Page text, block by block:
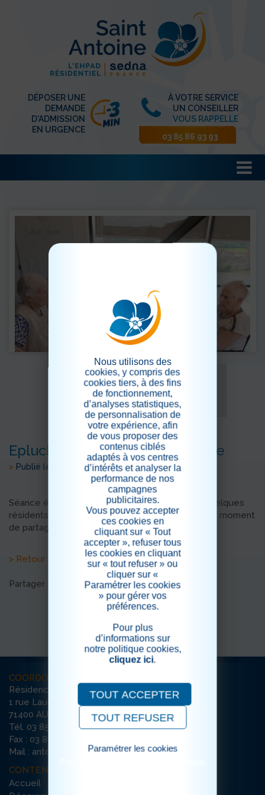
DÉPOSER UNE
DEMANDE
D'ADMISSION
EN URGENCE
À VOTRE SERVICE
UN CONSEILLER
VOUS RAPPELLE
03 85 86 93 93
Epluchage de Pommes de Terre
> Publié le 11/08/2022
Séance épluchage de pommes de terre avec quelques
résidents du PASA et de l unité protégée...un bon moment
de partage, de souvenirs.
> Retour aux actualités
Partager sur les réseaux sociaux
COORDONNÉES
Résidence Saint-Antoine
1 rue Lauchien Le Boucher
71400 AUTUN
Tél. 03 85 86 93 93
Fax : 03 85 86 93 94
Mail : antoine-autun@ehpad-sedna.fr
CONTENU DU SITE
Accueil
Nous utilisons des
cookies, y compris des
cookies tiers, à des fins
de fonctionnement,
d’analyses statistiques,
de personnalisation de
votre expérience, afin
de vous proposer des
contenus ciblés
adaptés à vos centres
d’intérêts et analyser la
performance de nos
campagnes
publicitaires.
Vous pouvez accepter
ces cookies en
cliquant sur « Tout
accepter », refuser tous
les cookies en cliquant
sur « tout refuser » ou
cliquer sur «
Paramétrer les cookies
» pour gérer vos
préférences.
Pour plus
d’informations sur
notre politique cookies,
cliquez ici.
TOUT ACCEPTER
TOUT REFUSER
Paramétrer les cookies